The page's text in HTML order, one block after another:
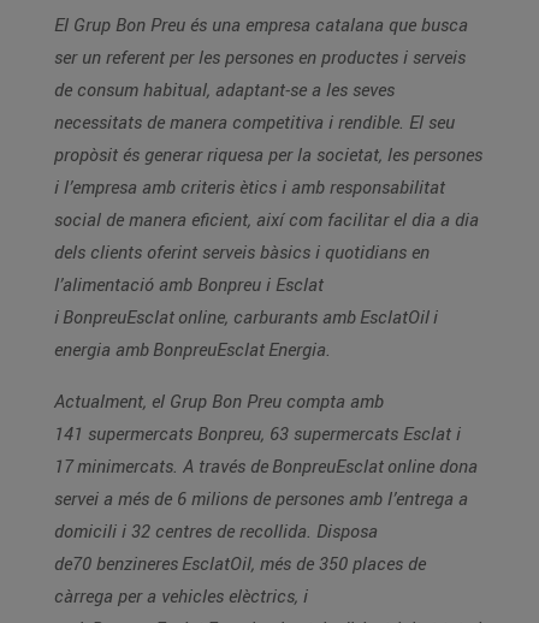
El Grup Bon Preu és una empresa catalana que busca
ser un referent per les persones en productes i serveis
de consum habitual, adaptant-se a les seves
necessitats de manera competitiva i rendible. El seu
propòsit és generar riquesa per la societat, les persones
i l’empresa amb criteris ètics i amb responsabilitat
social de manera eficient, així com facilitar el dia a dia
dels clients oferint serveis bàsics i quotidians en
l’alimentació amb Bonpreu i Esclat
i BonpreuEsclat online, carburants amb EsclatOil i
energia amb BonpreuEsclat Energia.
Actualment, el Grup Bon Preu compta amb
141 supermercats Bonpreu, 63 supermercats Esclat i
17 minimercats. A través de BonpreuEsclat online dona
servei a més de 6 milions de persones amb l’entrega a
domicili i 32 centres de recollida. Disposa
de70 benzineres EsclatOil, més de 350 places de
càrrega per a vehicles elèctrics, i